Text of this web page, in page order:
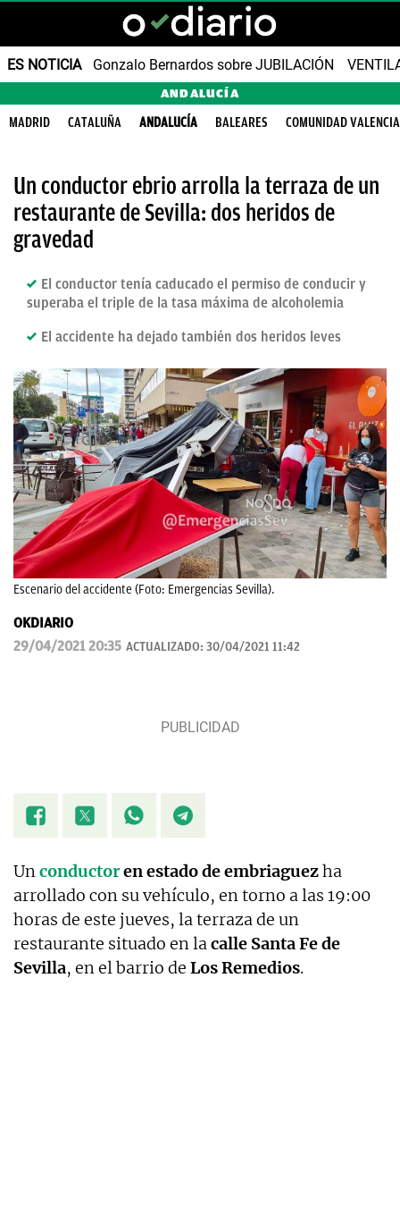
ES NOTICIA Gonzalo Bernardos sobre JUBILACIÓN
ANDALUCÍA
MADRID CATALUÑA ANDALUCÍA BALEARES COMUNIDAD
Un conductor ebrio arrolla la terraza de un
restaurante de Sevilla: dos heridos de
gravedad
El conductor tenía caducado el permiso de conducir y
superaba el triple de la tasa máxima de alcoholemia
El accidente ha dejado también dos heridos leves
Escenario del accidente (Foto: Emergencias Sevilla).
OKDIARIO
29/04/2021 20:35 ACTUALIZADO: 30/04/2021 11:42
Unconductoren estado de embriaguezha
arrollado con su vehículo, en torno a las 19:00
horas de este jueves, la terraza de un
restaurante situado en lacalle Santa Fe de
Sevilla, en el barrio de Los Remedios.